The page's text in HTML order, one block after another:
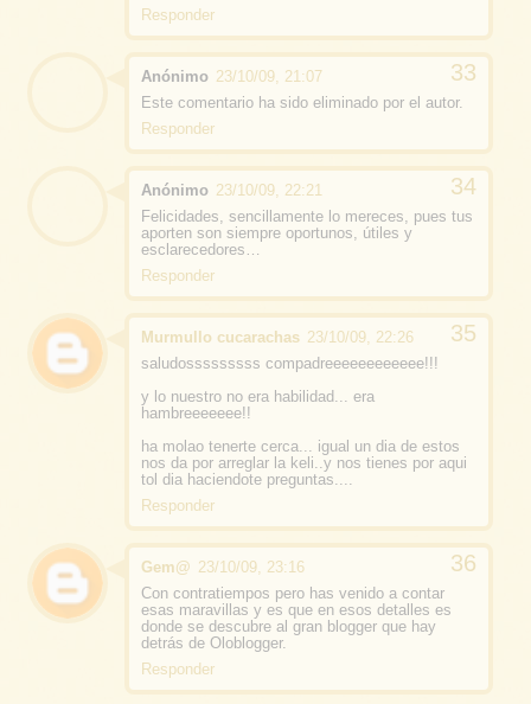
Responder
Anónimo 23/10/09, 21:07
Este comentario ha sido eliminado por el autor.
Responder
Anónimo 23/10/09, 22:21
Felicidades, sencillamente lo mereces, pues tus
aporten son siempre oportunos, útiles y
esclarecedores…
Responder
Murmullo cucarachas 23/10/09, 22:26
saludosssssssss compadreeeeeeeeeeee!!!
y lo nuestro no era habilidad... era
hambreeeeeee!!
ha molao tenerte cerca... igual un dia de estos
nos da por arreglar la keli..y nos tienes por aqui
tol dia haciendote preguntas....
Responder
Gem@ 23/10/09, 23:16
Con contratiempos pero has venido a contar
esas maravillas y es que en esos detalles es
donde se descubre al gran blogger que hay
detrás de Oloblogger.
Responder